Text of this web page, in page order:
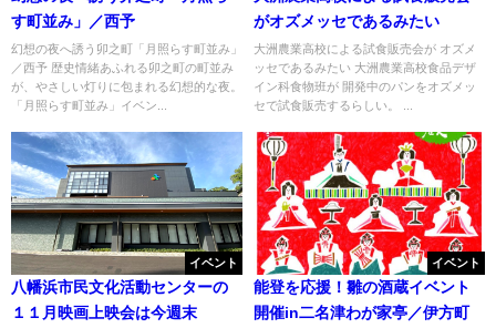
す町並み」／西予
幻想の夜へ誘う卯之町「月照らす町並み」
／西予 歴史情緒あふれる卯之町の町並み
が、やさしい灯りに包まれる幻想的な夜。
「月照らす町並み」イベン...
がオズメッセであるみたい
大洲農業高校による試食販売会が オズメ
ッセであるみたい 大洲農業高校食品デザ
イン科食物班が 開発中のパンをオズメッ
セで試食販売するらしい。 ...
イベント
八幡浜市民文化活動センターの
１１月映画上映会は今週末
イベント
能登を応援！雛の酒蔵イベント
開催in二名津わが家亭／伊方町